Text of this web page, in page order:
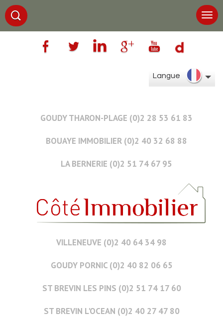
Langue
GOUDY THARON-PLAGE (0)2 28 53 61 83
BOUAYE IMMOBILIER (0)2 40 32 68 88
LA BERNERIE (0)2 51 74 67 95
VILLENEUVE (0)2 40 64 34 98
GOUDY PORNIC (0)2 40 82 06 65
ST BREVIN LES PINS (0)2 51 74 17 60
ST BREVIN L'OCEAN (0)2 40 27 47 80